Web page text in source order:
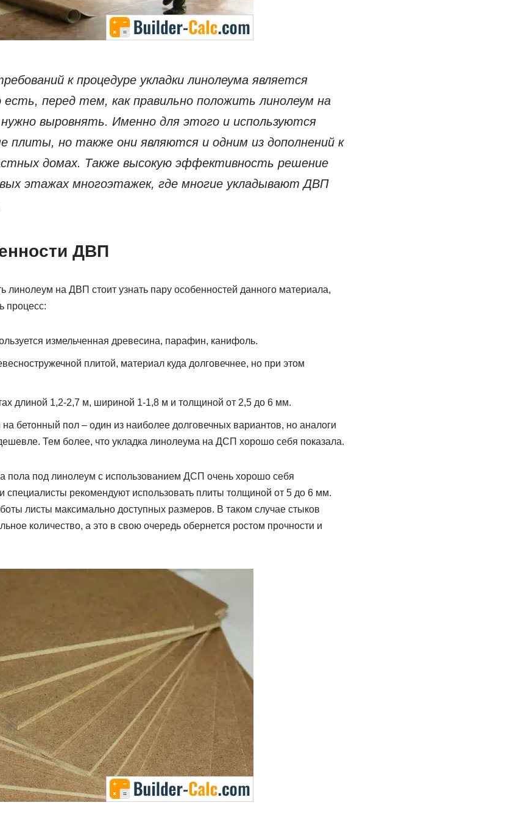
к процедуре укладки линолеума является
есть, перед тем, как правильно положить линолеум на
выровнять. Именно для этого и используются
плиты, но также они являются и одним из дополнений к
домах. Также высокую эффективность решение
этажах многоэтажек, где многие укладывают ДВП
ДВП
линолеум на ДВП стоит узнать пару особенностей данного материала,
процесс:
измельченная древесина, парафин, канифоль.
плитой, материал куда долговечнее, но при этом
длиной 1,2-2,7 м, шириной 1-1,8 м и толщиной от 2,5 до 6 мм.
бетонный пол – один из наиболее долговечных вариантов, но аналоги
Тем более, что укладка линолеума на ДСП хорошо себя показала.
пола под линолеум с использованием ДСП очень хорошо себя
специалисты рекомендуют использовать плиты толщиной от 5 до 6 мм.
листы максимально доступных размеров. В таком случае стыков
количество, а это в свою очередь обернется ростом прочности и